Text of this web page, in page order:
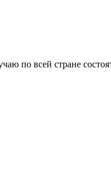
по всей стране